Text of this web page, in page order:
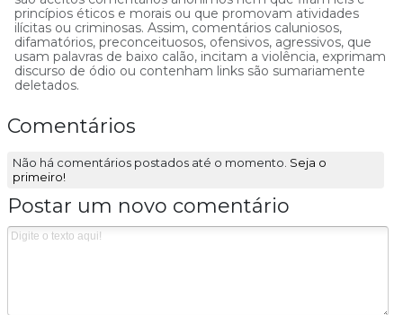
princípios éticos e morais ou que promovam atividades
ilícitas ou criminosas. Assim, comentários caluniosos,
difamatórios, preconceituosos, ofensivos, agressivos, que
usam palavras de baixo calão, incitam a violência, exprimam
discurso de ódio ou contenham links são sumariamente
deletados.
Comentários
Não há comentários postados até o momento. Seja o
primeiro!
Postar um novo comentário